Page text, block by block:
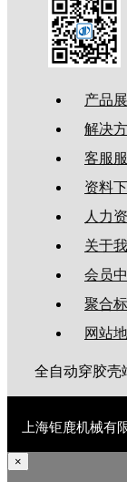
产品
解决
客服
资料
人力
关于
会员
聚合
网站
上海钜鹿机械有
×